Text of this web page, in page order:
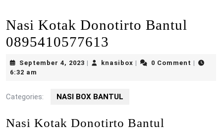
Nasi Kotak Donotirto Bantul
0895410577613
September 4, 2023 September
knasibox knasibox0 Comment
6:32 am
Categories: NASI BOX BANTUL
Nasi Kotak Donotirto Bantul